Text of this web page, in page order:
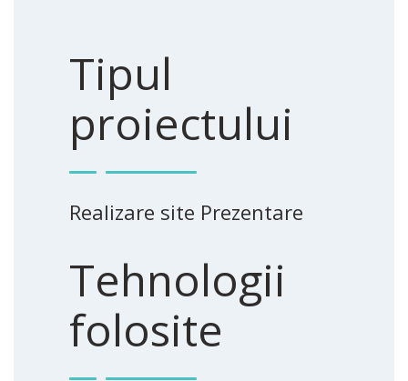
Tipul
proiectului
Realizare site Prezentare
Tehnologii
folosite